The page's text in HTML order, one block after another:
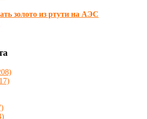
золото из ртути на АЭС